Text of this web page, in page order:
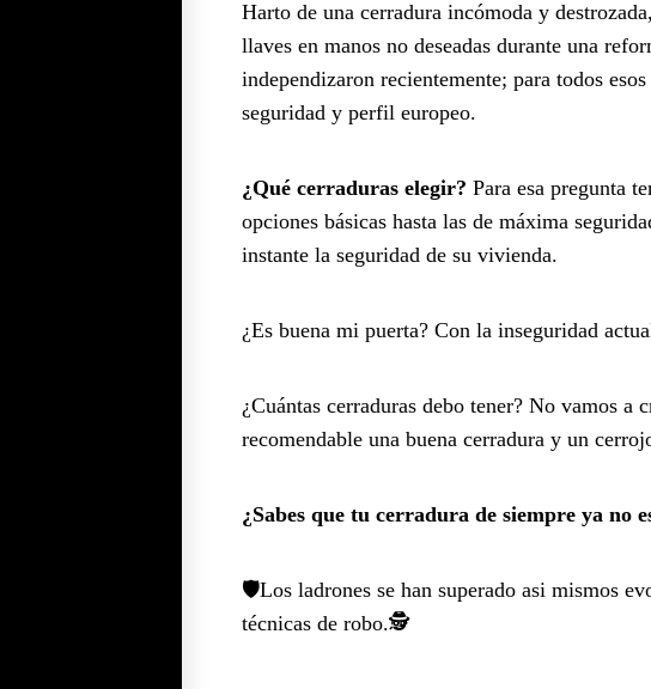
Harto de una cerradura incómoda y
llaves en manos no deseadas durante una
independizaron recientemente; para todos
seguridad y perfil europeo.
¿Qué cerraduras elegir? Para esa pregunta
opciones básicas hasta las de máxima
instante la seguridad de su vivienda.
¿Es buena mi puerta? Con la inseguridad
¿Cuántas cerraduras debo tener? No vamos
recomendable una buena cerradura y un
¿Sabes que tu cerradura de siempre ya no
🛡️Los ladrones se han superado asi mismos
técnicas de robo.🕵️